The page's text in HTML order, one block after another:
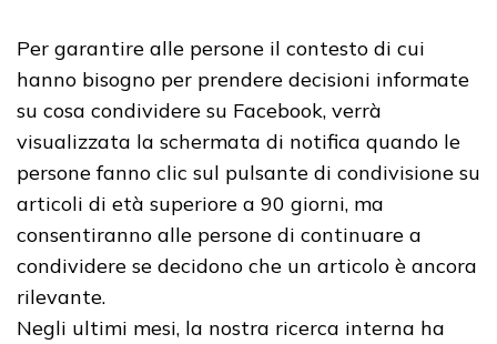
Per garantire alle persone il contesto di cui
hanno bisogno per prendere decisioni informate
su cosa condividere su Facebook, verrà
visualizzata la schermata di notifica quando le
persone fanno clic sul pulsante di condivisione su
articoli di età superiore a 90 giorni, ma
consentiranno alle persone di continuare a
condividere se decidono che un articolo è ancora
rilevante.
Negli ultimi mesi, la nostra ricerca interna ha